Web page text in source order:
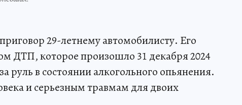
29-летнему автомобилисту. Его
ДТП, которое произошло 31 декабря 2024
руль в состоянии алкогольного опьянения.
и серьезным травмам для двоих